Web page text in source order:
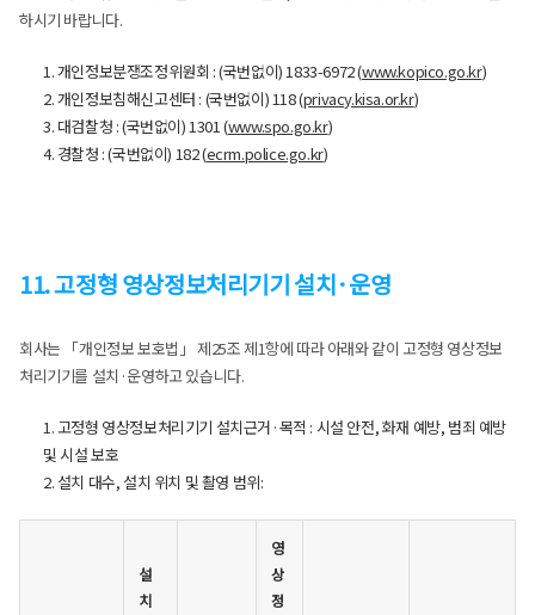
하시기 바랍니다.
1. 개인정보분쟁조정위원회 : (국번없이) 1833-6972 (www.kopico.go.kr)
2. 개인정보침해신고센터 : (국번없이) 118 (privacy.kisa.or.kr)
3. 대검찰청 : (국번없이) 1301 (www.spo.go.kr)
4. 경찰청 : (국번없이) 182 (ecrm.police.go.kr)
11. 고정형 영상정보처리기기 설치·운영
회사는 「개인정보 보호법」 제25조 제1항에 따라 아래와 같이 고정형 영상정보
처리기기를 설치·운영하고 있습니다.
1. 고정형 영상정보처리기기 설치근거·목적 : 시설 안전, 화재 예방, 범죄 예방
및 시설 보호
2. 설치 대수, 설치 위치 및 촬영 범위:
설
치
영
상
정